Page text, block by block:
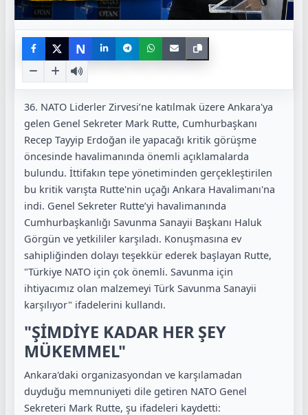
N
36. NATO Liderler Zirvesi’ne katılmak üzere Ankara'ya
gelen Genel Sekreter Mark Rutte, Cumhurbaşkanı
Recep Tayyip Erdoğan ile yapacağı kritik görüşme
öncesinde havalimanında önemli açıklamalarda
bulundu. İttifakın tepe yönetiminden gerçekleştirilen
bu kritik varışta Rutte'nin uçağı Ankara Havalimanı'na
indi. Genel Sekreter Rutte’yi havalimanında
Cumhurbaşkanlığı Savunma Sanayii Başkanı Haluk
Görgün ve yetkililer karşıladı. Konuşmasına ev
sahipliğinden dolayı teşekkür ederek başlayan Rutte,
"Türkiye NATO için çok önemli. Savunma için
ihtiyacımız olan malzemeyi Türk Savunma Sanayii
karşılıyor" ifadelerini kullandı.
"ŞİMDİYE KADAR HER ŞEY
MÜKEMMEL"
Ankara'daki organizasyondan ve karşılamadan
duyduğu memnuniyeti dile getiren NATO Genel
Sekreteri Mark Rutte, şu ifadeleri kaydetti: